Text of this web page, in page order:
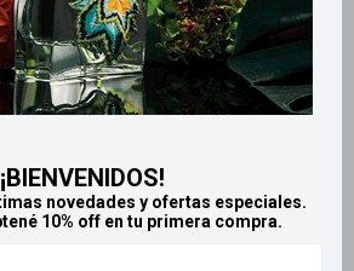
¡BIENVENIDOS!
novedades y ofertas especiales.
10% off en tu primera compra.